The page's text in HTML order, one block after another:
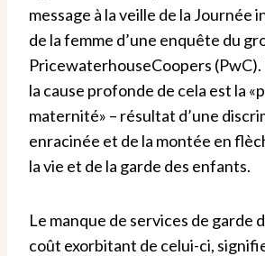
message à la veille de la Journée
de la femme d’une enquête du
PricewaterhouseCoopers (PwC).
la cause profonde de cela est la
maternité» – résultat d’une
enracinée et de la montée en
la vie et de la garde des enfants.
Le manque de services de garde
coût exorbitant de celui-ci,